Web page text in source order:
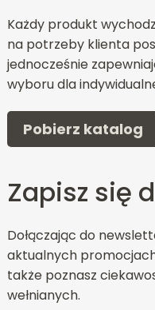
Każdy produkt
na potrzeby klienta
jednocześnie
wyboru dla
Pobierz katalog
Zapisz się
Dołączając do
aktualnych
także poznasz
wełnianych.